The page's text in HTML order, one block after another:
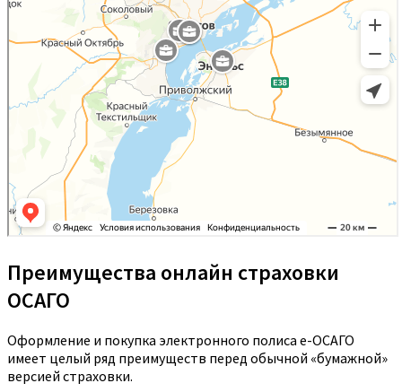
Преимущества онлайн страховки
ОСАГО
Оформление и покупка электронного полиса е-ОСАГО
имеет целый ряд преимуществ перед обычной «бумажной»
версией страховки.